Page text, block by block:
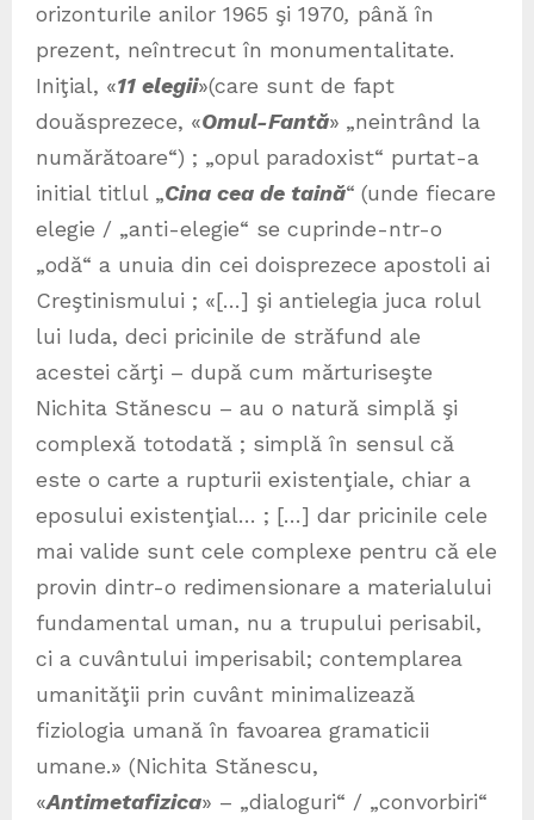
orizonturile anilor 1965 şi 1970, până în
prezent, neîntrecut în monumentalitate.
Iniţial, «11 elegii»(care sunt de fapt
douăsprezece, «Omul-Fantă» „neintrând la
numărătoare“) ; „opul paradoxist“ purtat-a
initial titlul „Cina cea de taină“ (unde fiecare
elegie / „anti-elegie“ se cuprinde-ntr-o
„odă“ a unuia din cei doisprezece apostoli ai
Creştinismului ; «[…] şi antielegia juca rolul
lui Iuda, deci pricinile de străfund ale
acestei cărţi – după cum mărturiseşte
Nichita Stănescu – au o natură simplă şi
complexă totodată ; simplă în sensul că
este o carte a rupturii existenţiale, chiar a
eposului existenţial… ; […] dar pricinile cele
mai valide sunt cele complexe pentru că ele
provin dintr-o redimensionare a materialului
fundamental uman, nu a trupului perisabil,
ci a cuvântului imperisabil; contemplarea
umanităţii prin cuvânt minimalizează
fiziologia umană în favoarea gramaticii
umane.» (Nichita Stănescu,
«Antimetafizica» – „dialoguri“ / „convorbiri“